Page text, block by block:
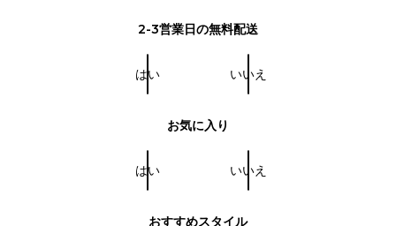
2-3営業日の無料配送
はい いいえ
お気に入り
はい いいえ
おすすめスタイル